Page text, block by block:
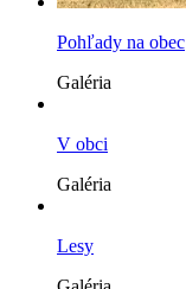
Pohľady na obec
Galéria
V obci
Galéria
Lesy